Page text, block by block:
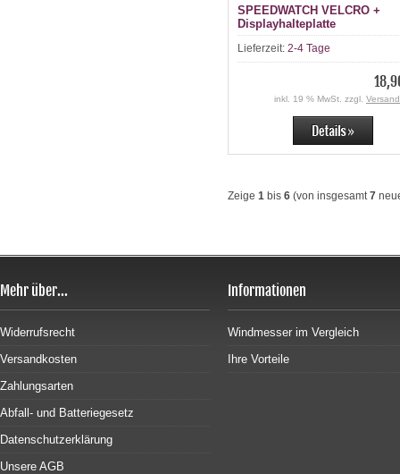
SPEEDWATCH VELCRO +
Displayhalteplatte
Lieferzeit: 2-4 Tage
inkl. 19 % MwSt. zzgl.
Zeige 1 bis 6 (von insgesamt7
Mehr über...
Widerrufsrecht
Versandkosten
Zahlungsarten
Abfall- und Batteriegesetz
Datenschutzerklärung
Unsere AGB
Informationen
Windmesser im Vergleich
Ihre Vorteile